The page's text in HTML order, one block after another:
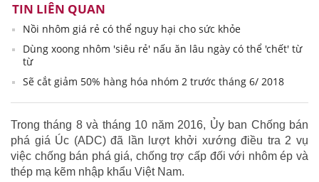
TIN LIÊN QUAN
Nồi nhôm giá rẻ có thể nguy hại cho sức khỏe
Dùng xoong nhôm 'siêu rẻ' nấu ăn lâu ngày có thể 'chết' từ
từ
Sẽ cắt giảm 50% hàng hóa nhóm 2 trước tháng 6/ 2018
Trong tháng 8 và tháng 10 năm 2016, Ủy ban Chống bán
phá giá Úc (ADC) đã lần lượt khởi xướng điều tra 2 vụ
việc chống bán phá giá, chống trợ cấp đối với nhôm ép và
thép mạ kẽm nhập khẩu Việt Nam.